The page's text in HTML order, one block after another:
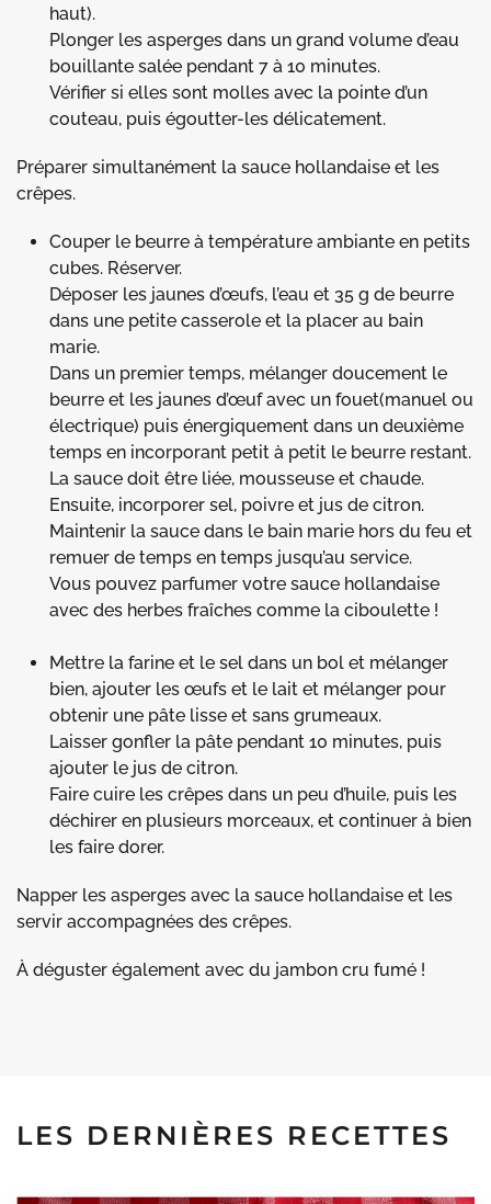
haut).
Plonger les asperges dans un grand volume d’eau
bouillante salée pendant 7 à 10 minutes.
Vérifier si elles sont molles avec la pointe d’un
couteau, puis égoutter-les délicatement.
Préparer simultanément la sauce hollandaise et les
crêpes.
Couper le beurre à température ambiante en petits
cubes. Réserver.
Déposer les jaunes d’œufs, l’eau et 35 g de beurre
dans une petite casserole et la placer au bain
marie.
Dans un premier temps, mélanger doucement le
beurre et les jaunes d’œuf avec un fouet(manuel ou
électrique) puis énergiquement dans un deuxième
temps en incorporant petit à petit le beurre restant.
La sauce doit être liée, mousseuse et chaude.
Ensuite, incorporer sel, poivre et jus de citron.
Maintenir la sauce dans le bain marie hors du feu et
remuer de temps en temps jusqu’au service.
Vous pouvez parfumer votre sauce hollandaise
avec des herbes fraîches comme la ciboulette !
Mettre la farine et le sel dans un bol et mélanger
bien, ajouter les œufs et le lait et mélanger pour
obtenir une pâte lisse et sans grumeaux.
Laisser gonfler la pâte pendant 10 minutes, puis
ajouter le jus de citron.
Faire cuire les crêpes dans un peu d’huile, puis les
déchirer en plusieurs morceaux, et continuer à bien
les faire dorer.
Napper les asperges avec la sauce hollandaise et les
servir accompagnées des crêpes.
À déguster également avec du jambon cru fumé !
LES DERNIÈRES RECETTES